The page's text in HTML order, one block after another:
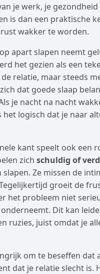
je werk, je gezondheid
is dan een praktische
wakker te worden.
apart slapen neemt
het gezien als een
relatie, maar steeds
dat goede slaap
je nacht na nacht
het logisch dat je naar
kant speelt ook een
zich schuldig of
slapen. Ze missen de
groeit de
het probleem niet
Dit kan
ruzies, juist omdat je
om te beseffen dat
dat je relatie slecht is.